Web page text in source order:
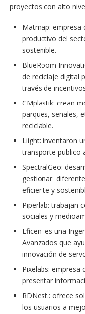
proyectos con alto
Matmap: empresa
productivo del
sostenible.
BlueRoom
de reciclaje digital
través de
CMplastik: crean
parques, señales,
reciclable.
Liight: inventaron
transporte publico
SpectralGeo:
gestionar
eficiente y
Piperlab: trabajan
sociales y
Eficen: es una
Avanzados que
innovación de
Pixelabs: empresa
presentar
RDNest.: ofrece
los usuarios a